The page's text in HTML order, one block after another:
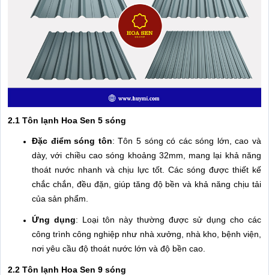
2.1 Tôn lạnh Hoa Sen 5 sóng
Đặc điểm sóng tôn: Tôn 5 sóng có các sóng lớn, cao và
dày, với chiều cao sóng khoảng 32mm, mang lại khả năng
thoát nước nhanh và chịu lực tốt. Các sóng được thiết kế
chắc chắn, đều đặn, giúp tăng độ bền và khả năng chịu tải
của sản phẩm.
Ứng dụng: Loại tôn này thường được sử dụng cho các
công trình công nghiệp như nhà xưởng, nhà kho, bệnh viện,
nơi yêu cầu độ thoát nước lớn và độ bền cao.
2.2 Tôn lạnh Hoa Sen 9 sóng